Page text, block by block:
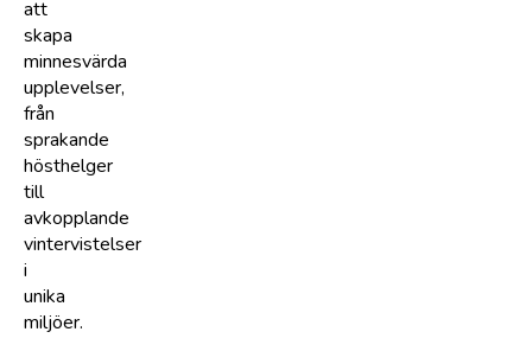
att
skapa
minnesvärda
upplevelser,
från
sprakande
hösthelger
till
avkopplande
vintervistelser
i
unika
miljöer.